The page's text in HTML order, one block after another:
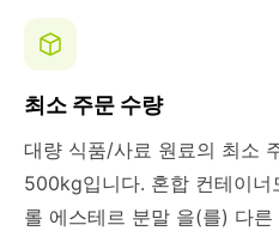
최소 주문 수량
대량 식품/사료 원료의 최소
500kg입니다. 혼합 컨테이너
롤 에스테르 분말 을(를) 다